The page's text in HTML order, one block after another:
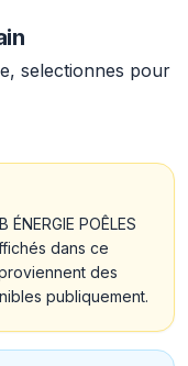
selectionnes pour
POÊLES
dans ce
des
publiquement.